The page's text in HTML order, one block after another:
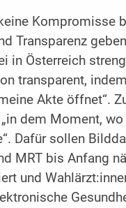
Kompromisse
Transparenz
in Österreich
transparent,
Akte öffnet“.
dem Moment,
Dafür sollen
MRT bis Anfang
und